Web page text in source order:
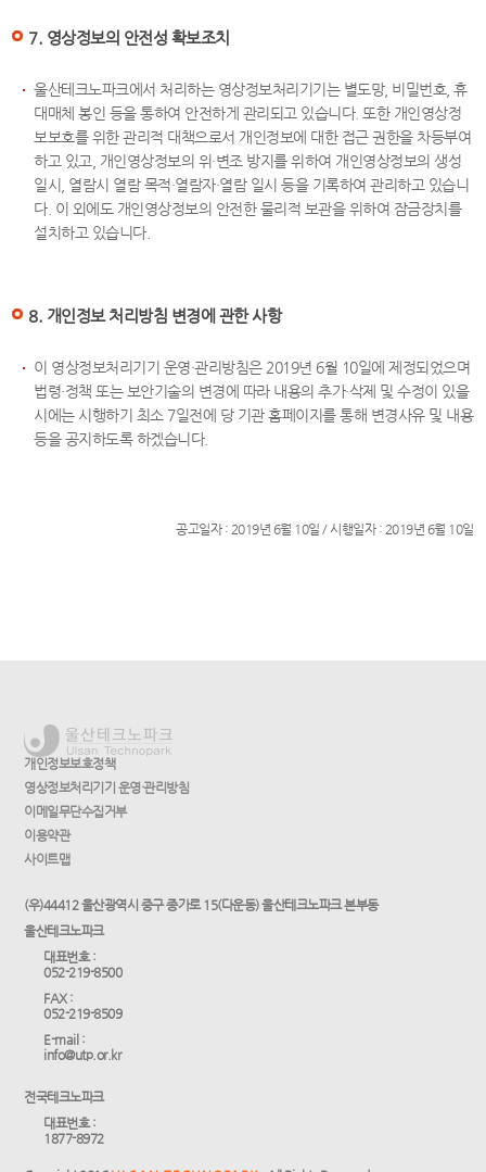
7. 영상정보의 안전성 확보조치
울산테크노파크에서 처리하는 영상정보처리기기는 별도망, 비밀번호, 휴
대매체 봉인 등을 통하여 안전하게 관리되고 있습니다. 또한 개인영상정
보보호를 위한 관리적 대책으로서 개인정보에 대한 접근 권한을 차등부여
하고 있고, 개인영상정보의 위·변조 방지를 위하여 개인영상정보의 생성
일시, 열람시 열람 목적·열람자·열람 일시 등을 기록하여 관리하고 있습니
다. 이 외에도 개인영상정보의 안전한 물리적 보관을 위하여 잠금장치를
설치하고 있습니다.
8. 개인정보 처리방침 변경에 관한 사항
이 영상정보처리기기 운영·관리방침은 2019년 6월 10일에 제정되었으며
법령·정책 또는 보안기술의 변경에 따라 내용의 추가·삭제 및 수정이 있을
시에는 시행하기 최소 7일전에 당 기관 홈페이지를 통해 변경사유 및 내용
등을 공지하도록 하겠습니다.
공고일자 : 2019년 6월 10일 / 시행일자 : 2019년 6월 10일
개인정보보호정책
영상정보처리기기 운영·관리방침
이메일무단수집거부
이용약관
사이트맵
(우)44412 울산광역시 중구 종가로 15(다운동) 울산테크노파크 본부동
울산테크노파크
대표번호 :
052-219-8500
FAX :
052-219-8509
E-mail :
info@utp.or.kr
전국테크노파크
대표번호 :
1877-8972